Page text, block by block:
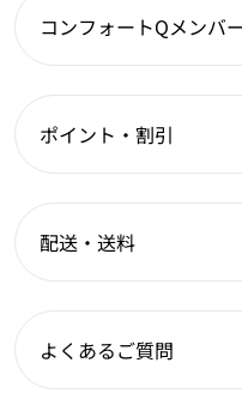
コンフォートQメンバ
ポイント・割引
配送・送料
よくあるご質問